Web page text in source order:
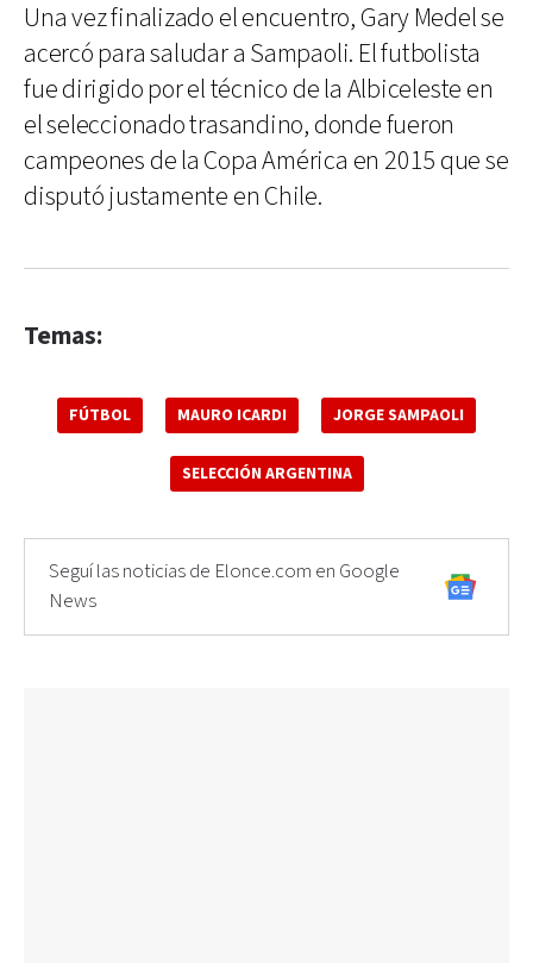
Una vez finalizado el encuentro, Gary Medel se
acercó para saludar a Sampaoli. El futbolista
fue dirigido por el técnico de la Albiceleste en
el seleccionado trasandino, donde fueron
campeones de la Copa América en 2015 que se
disputó justamente en Chile.
Temas:
FÚTBOL MAURO ICARDI JORGE SAMPAOLI
SELECCIÓN ARGENTINA
Seguí las noticias de Elonce.com en Google
News